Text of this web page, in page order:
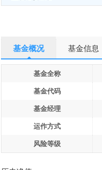
基金概况 基金信息
基金全称
基金代码
基金经理
运作方式
风险等级